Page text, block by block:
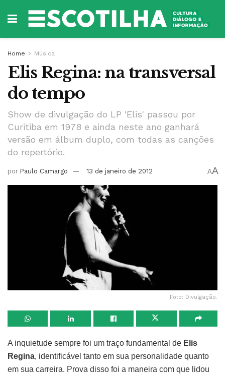
Home Música
Elis Regina: na transversal
do tempo
Show de divulgação do LP 'Elis' passou por
Curitiba em 1978 e ainda neste ano ganhará
versão em álbum duplo, com todas as canções
do repertório.
por Paulo Camargo 13 de janeiro de 2012 AA
Foto: Divulgação.
A inquietude sempre foi um traço fundamental de Elis
Regina, identificável tanto em sua personalidade quanto
em sua carreira. Prova disso foi a maneira com que lidou